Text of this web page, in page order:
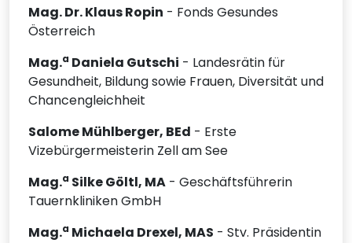
Mag. Dr. Klaus Ropin - Fonds Gesundes
Österreich
Mag.a Daniela Gutschi - Landesrätin für
Gesundheit, Bildung sowie Frauen, Diversität und
Chancengleichheit
Salome Mühlberger, BEd - Erste
Vizebürgermeisterin Zell am See
Mag.a Silke Göltl, MA - Geschäftsführerin
Tauernkliniken GmbH
Mag.a Michaela Drexel, MAS - Stv. Präsidentin